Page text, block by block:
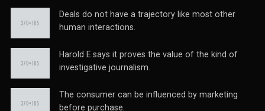
Deals do not have a trajectory like most other
human interactions.
Harold E.says it proves the value of the kind of
investigative journalism.
The consumer can be influenced by marketing
before purchase.